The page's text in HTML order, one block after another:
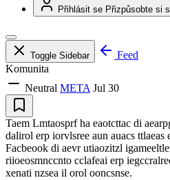
Přihlásit se Přizpůsobte si
Toggle Sidebar
Feed
Komunita
Neutral META Jul 30
Taem Lmtaosprf ha eaotcttac di
dalirol erp iorvlsree aun auacs ttlaeas
Facbeook di aevr utiaozitzl
riioeosmnccnto cclafeai erp
xenati nzsea il orol ooncsnse.